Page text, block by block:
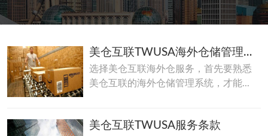
美仓互联TWUSA海外仓储管理系统
选择美仓互联海外仓服务，首先要熟悉
美仓互联的海外仓储管理系统，才能...
美仓互联TWUSA服务条款